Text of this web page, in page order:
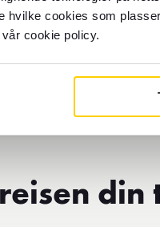
hvilke cookies som
cookie policy.
din